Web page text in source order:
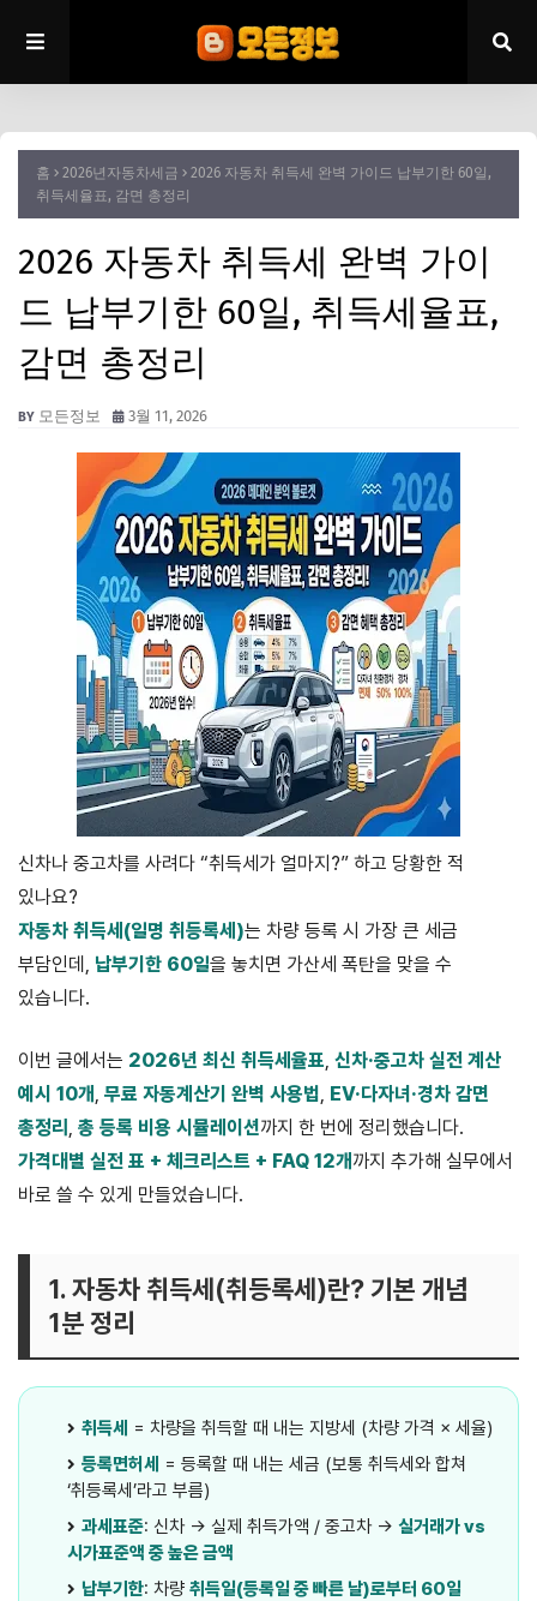
홈 2026년자동차세금
2026 자동차 취득세 완벽 가이드 납부기한 60일,
취득세율표, 감면 총정리
2026 자동차 취득세 완벽 가이
드 납부기한 60일, 취득세율표,
감면 총정리
모든정보 3월 11, 2026
신차나 중고차를 사려다 “취득세가 얼마지?” 하고 당황한 적
있나요?
자동차 취득세(일명 취등록세)는 차량 등록 시 가장 큰 세금
부담인데, 납부기한 60일을 놓치면 가산세 폭탄을 맞을 수
있습니다.
이번 글에서는 2026년 최신 취득세율표, 신차·중고차 실전 계산
예시 10개 , 무료 자동계산기 완벽 사용법, EV·다자녀·경차 감면
총정리 , 총 등록 비용 시뮬레이션까지 한 번에 정리했습니다.
가격대별 실전 표 + 체크리스트 + FAQ 12개 까지 추가해 실무에서
바로 쓸 수 있게 만들었습니다.
1. 자동차 취득세(취등록세)란? 기본 개념
1분 정리
취득세 = 차량을 취득할 때 내는 지방세 (차량 가격 × 세율)
등록면허세 = 등록할 때 내는 세금 (보통 취득세와 합쳐
‘취등록세’라고 부름)
과세표준: 신차 → 실제 취득가액 / 중고차 → 실거래가 vs
시가표준액 중 높은 금액
납부기한: 차량 취득일(등록일 중 빠른 날)로부터 60일